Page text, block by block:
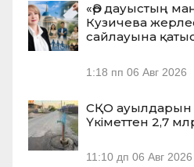
«Әр дауыстың
Кузичева
сайлауына
1:18 пп 06 Авг 2026
СҚО ауылдарын
Үкіметтен 2,7
11:10 дп 06 Авг 2026